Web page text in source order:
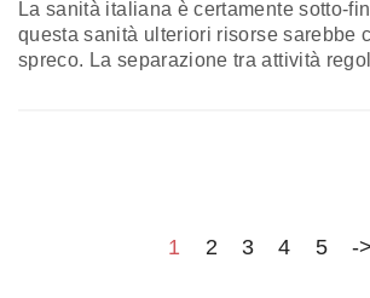
La sanità italiana è certamente sotto-
questa sanità ulteriori risorse sarebbe
spreco. La separazione tra attività
L’analisi di Massimo Balducci
1 2 3 4 5 ->